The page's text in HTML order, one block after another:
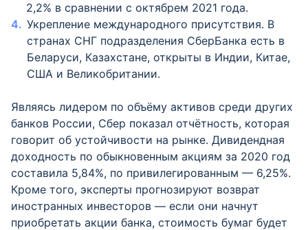
2,2% в сравнении с октябрем 2021 года.
Укрепление международного присутствия. В
странах СНГ подразделения СберБанка есть в
Беларуси, Казахстане, открыты в Индии, Китае,
США и Великобритании.
Являясь лидером по объёму активов среди других
банков России, Сбер показал отчётность, которая
говорит об устойчивости на рынке. Дивидендная
доходность по обыкновенным акциям за 2020 год
составила 5,84%, по привилегированным — 6,25%.
Кроме того, эксперты прогнозируют возврат
иностранных инвесторов — если они начнут
приобретать акции банка, стоимость бумаг будет